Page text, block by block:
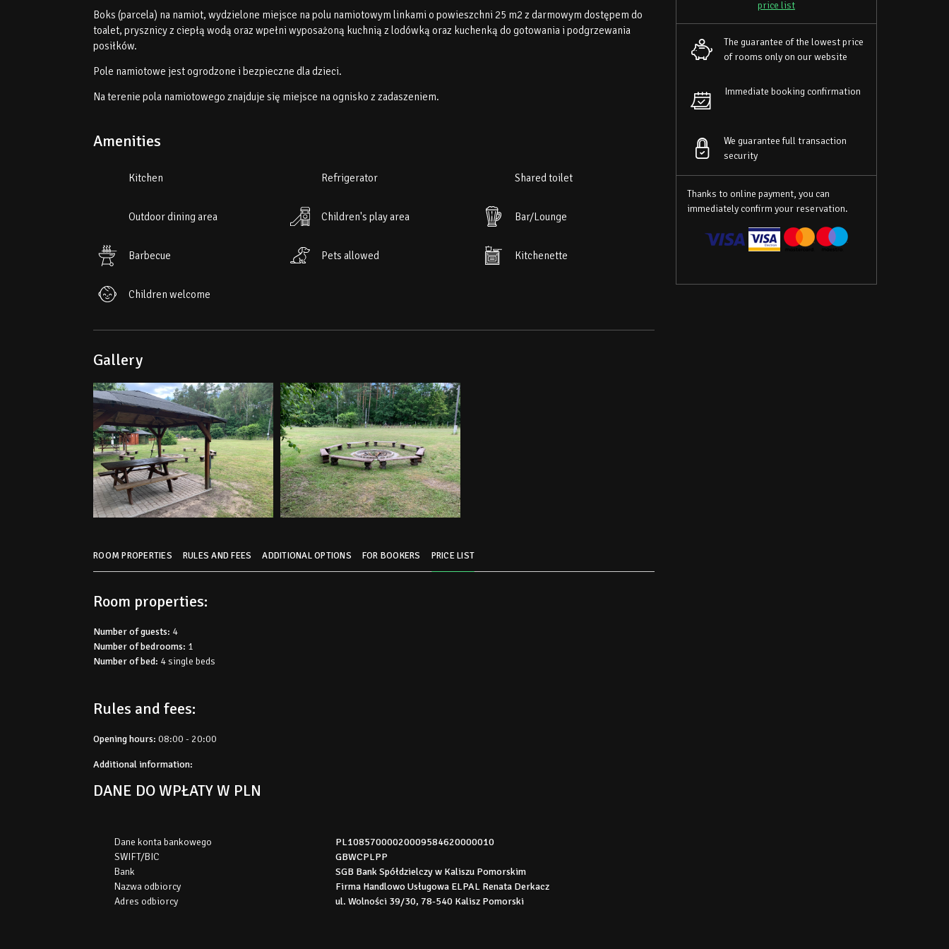
Boks (parcela) na namiot, wydzielone miejsce na polu namiotowym linkami o powieszchni 25 m2 z darmowym dostępem do
toalet, prysznicy z ciepłą wodą oraz wpełni wyposażoną kuchnią z lodówką oraz kuchenką do gotowania i podgrzewania
posiłków.
Pole namiotowe jest ogrodzone i bezpieczne dla dzieci.
Na terenie pola namiotowego znajduje się miejsce na ognisko z zadaszeniem.
Amenities
Kitchen Refrigerator Shared toilet
Outdoor dining area Children's play area Bar/Lounge
Barbecue Pets allowed Kitchenette
Children welcome
Gallery
ROOM PROPERTIES RULES AND FEES ADDITIONAL OPTIONS FOR BOOKERS PRICE LIST
Room properties:
Number of guests: 4
Number of bedrooms: 1
Number of bed: 4 single beds
Rules and fees:
Opening hours: 08:00 - 20:00
Additional information:
DANE DO WPŁATY W PLN
Dane konta bankowego
PL10857000020009584620000010
SWIFT/BIC
GBWCPLPP
Bank
SGB Bank Spółdzielczy w Kaliszu Pomorskim
Nazwa odbiorcy
Firma Handlowo Usługowa ELPAL Renata Derkacz
Adres odbiorcy
ul. Wolności 39/30, 78-540 Kalisz Pomorski
price list
The guarantee of the lowest price
of rooms only on our website
Immediate booking confirmation
We guarantee full transaction
security
Thanks to online payment, you can
immediately confirm your reservation.